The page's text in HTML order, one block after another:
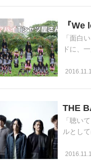
『
「面白
ドに、
THE
「聴い
ルとし